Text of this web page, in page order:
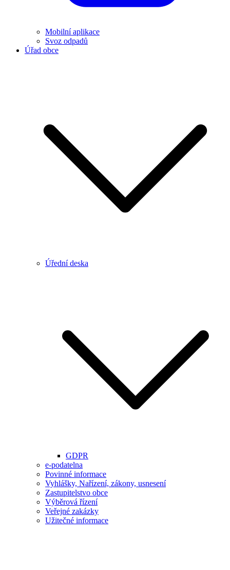
Mobilní aplikace
Svoz odpadů
Úřad obce
Úřední deska
GDPR
e-podatelna
Povinné informace
Vyhlášky, Nařízení, zákony, usnesení
Zastupitelstvo obce
Výběrová řízení
Veřejné zakázky
Užitečné informace